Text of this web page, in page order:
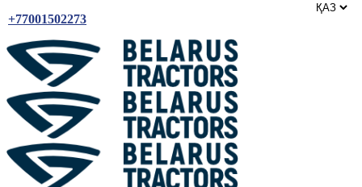
+77001502273